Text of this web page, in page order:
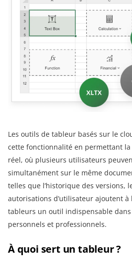
Les outils de tableur basés sur le
cette fonctionnalité en permettant
réel, où plusieurs utilisateurs
simultanément sur le même
telles que l’historique des versions,
autorisations d’utilisateur ajoutent
tableurs un outil indispensable dans
personnels et professionnels.
À quoi sert un tableur ?